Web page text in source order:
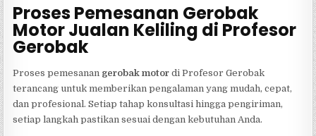
Proses Pemesanan Gerobak
Motor Jualan Keliling di Profesor
Gerobak
Proses pemesanan gerobak motor di Profesor Gerobak
terancang untuk memberikan pengalaman yang mudah, cepat,
dan profesional. Setiap tahap konsultasi hingga pengiriman,
setiap langkah pastikan sesuai dengan kebutuhan Anda.